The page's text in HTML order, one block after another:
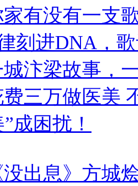
有没有一支
刻进DNA，
城汴梁故事，
三万做医美
成困扰！
没出息》方城